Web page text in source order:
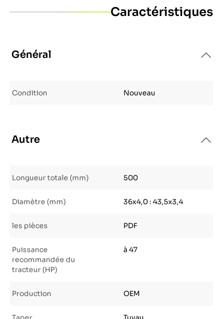
Caractéristiques
Général
Condition Nouveau
Autre
Longueur totale (mm) 500
Diamètre (mm) 36x4,0 : 43,5x3,4
les pièces PDF
Puissance
recommandée du
tracteur (HP)
à 47
Production OEM